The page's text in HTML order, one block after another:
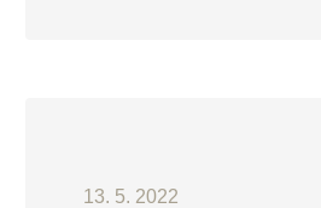
13. 5. 2022